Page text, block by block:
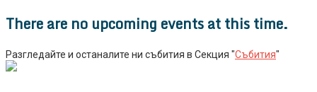
There are no upcoming events at this time.
Разгледайте и останалите ни събития в Секция "Събития"